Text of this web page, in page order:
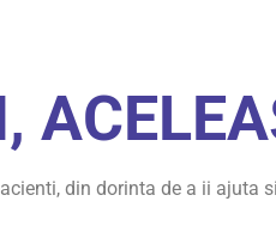
din dorinta de a ii ajuta